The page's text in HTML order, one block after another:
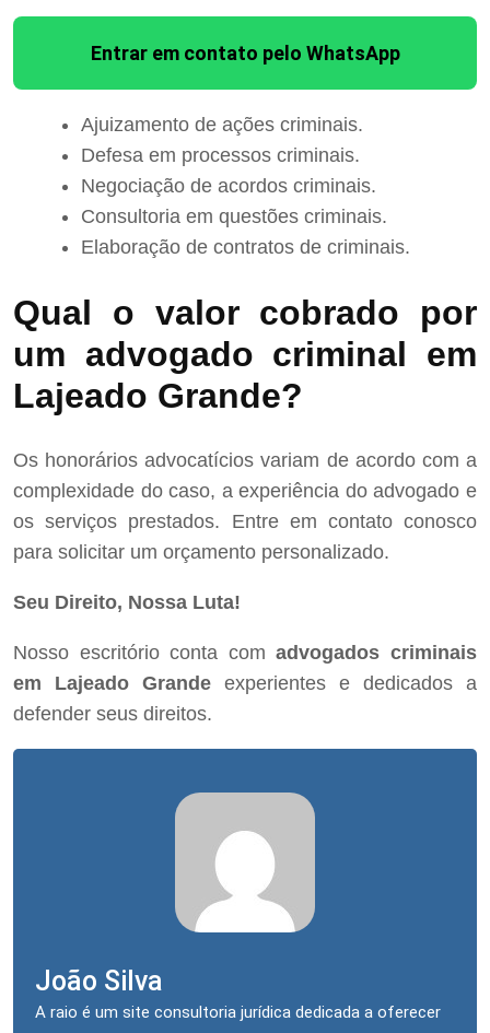
Entrar em contato pelo WhatsApp
Ajuizamento de ações criminais.
Defesa em processos criminais.
Negociação de acordos criminais.
Consultoria em questões criminais.
Elaboração de contratos de criminais.
Qual o valor cobrado por
um advogado criminal em
Lajeado Grande?
Os honorários advocatícios variam de acordo com a
complexidade do caso, a experiência do advogado e
os serviços prestados. Entre em contato conosco
para solicitar um orçamento personalizado.
Seu Direito, Nossa Luta!
Nosso escritório conta comadvogados criminais
em Lajeado Grande experientes e dedicados a
defender seus direitos.
João Silva
A raio é um site consultoria jurídica dedicada a oferecer